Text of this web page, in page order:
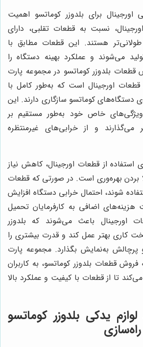
اورجینال برای بلدوزر کوماتسو اهمیت
نسبت به قطعات تقلبی، دارای
هستند. این قطعات مطابق با
می‌شوند و عملکرد بهینه دستگاه را
بلدوزر کوماتسو در مجموعه پارت
اورجینال است که به‌طور کامل با
دستگاه‌های کوماتسو سازگاری دارند. این
خاص خود به‌طور مستقیم بر
می‌گذارند و از خرابی‌های غیرمنتظره
استفاده از قطعات اورجینال، کاهش نیاز
بردن بهره‌وری است. در صورتی که قطعات
شوند، احتمال خرابی دستگاه افزایش
اضافی به کارفرمایان تحمیل
اورجینال باعث می‌شوند که بلدوزر
کاری بهتر عمل کند و قدرت بیشتری را
به‌نمایش بگذارد. مجموعه پارت
فروش قطعات بلدوزر کوماتسو، به کاربران
تا از قطعات با کیفیت و عملکرد بالا
یدکی بلدوزر کوماتسو